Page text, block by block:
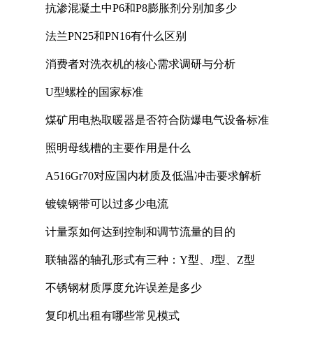
抗渗混凝土中P6和P8膨胀剂分别加多少
法兰PN25和PN16有什么区别
消费者对洗衣机的核心需求调研与分析
U型螺栓的国家标准
煤矿用电热取暖器是否符合防爆电气设备标准
照明母线槽的主要作用是什么
A516Gr70对应国内材质及低温冲击要求解析
镀镍钢带可以过多少电流
计量泵如何达到控制和调节流量的目的
联轴器的轴孔形式有三种：Y型、J型、Z型
不锈钢材质厚度允许误差是多少
复印机出租有哪些常见模式